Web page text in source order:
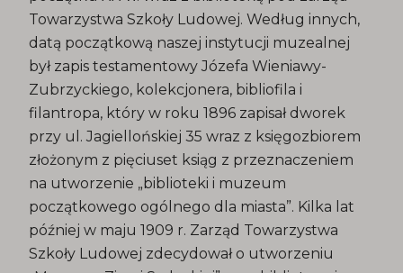
Towarzystwa Szkoły Ludowej. Według innych,
datą początkową naszej instytucji muzealnej
był zapis testamentowy Józefa Wieniawy-
Zubrzyckiego, kolekcjonera, bibliofila i
filantropa, który w roku 1896 zapisał dworek
przy ul. Jagiellońskiej 35 wraz z księgozbiorem
złożonym z pięciuset ksiąg z przeznaczeniem
na utworzenie „biblioteki i muzeum
początkowego ogólnego dla miasta”. Kilka lat
później w maju 1909 r. Zarząd Towarzystwa
Szkoły Ludowej zdecydował o utworzeniu